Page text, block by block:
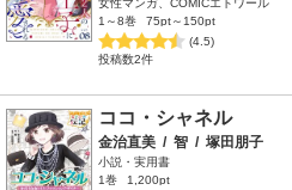
女性マンガ、COMICエトワール
1～8巻
75pt～150pt
(4.5)
投稿数2件
ココ・シャネル
金治直美 / 智 / 塚田朋子
小説・実用書
1巻
1,200pt